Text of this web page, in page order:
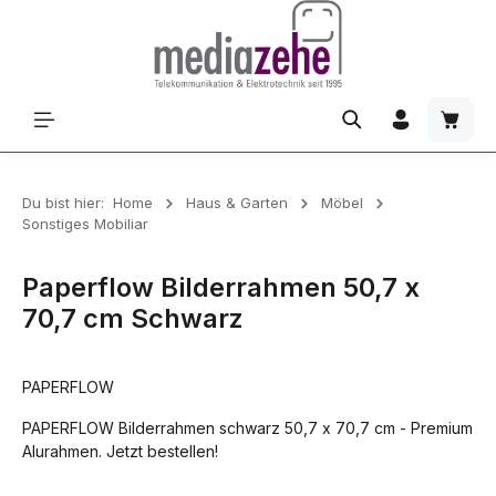
Du bist hier: Home Haus & Garten
Möbel
Sonstiges Mobiliar
Paperflow Bilderrahmen 50,7 x
70,7 cm Schwarz
PAPERFLOW
PAPERFLOW Bilderrahmen schwarz 50,7 x 70,7 cm - Premium
Alurahmen. Jetzt bestellen!